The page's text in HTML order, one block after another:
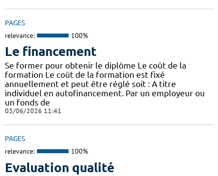
PAGES
relevance: 100%
Le financement
Se former pour obtenir le diplôme Le coût de la
formation Le coût de la formation est fixé
annuellement et peut être réglé soit : A titre
individuel en autofinancement. Par un employeur ou
un fonds de
03/06/2026 11:41
PAGES
relevance: 100%
Evaluation qualité